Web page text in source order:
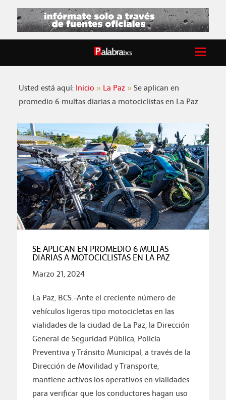
Usted está aquí: Inicio La Paz
Se aplican en
promedio 6 multas diarias a motociclistas en La Paz
SE APLICAN EN PROMEDIO 6 MULTAS
DIARIAS A MOTOCICLISTAS EN LA PAZ
Marzo 21, 2024
La Paz, BCS.-Ante el creciente número de
vehículos ligeros tipo motocicletas en las
vialidades de la ciudad de La Paz, la Dirección
General de Seguridad Pública, Policía
Preventiva y Tránsito Municipal, a través de la
Dirección de Movilidad y Transporte,
mantiene activos los operativos en vialidades
para verificar que los conductores hagan uso